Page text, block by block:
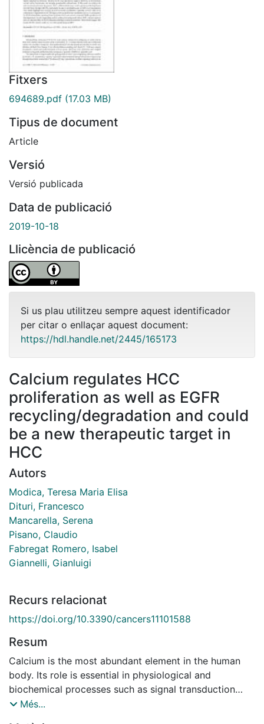
Fitxers
694689.pdf (17.03 MB)
Tipus de document
Article
Versió
Versió publicada
Data de publicació
2019-10-18
Llicència de publicació
Si us plau utilitzeu sempre aquest identificador
per citar o enllaçar aquest document:
https://hdl.handle.net/2445/165173
Calcium regulates HCC
proliferation as well as EGFR
recycling/degradation and could
be a new therapeutic target in
HCC
Autors
Modica, Teresa Maria Elisa
Dituri, Francesco
Mancarella, Serena
Pisano, Claudio
Fabregat Romero, Isabel
Giannelli, Gianluigi
Recurs relacionat
https://doi.org/10.3390/cancers11101588
Resum
Calcium is the most abundant element in the human
body. Its role is essential in physiological and
biochemical processes such as signal transduction
from outside to inside the cell between the cells of an
Més...